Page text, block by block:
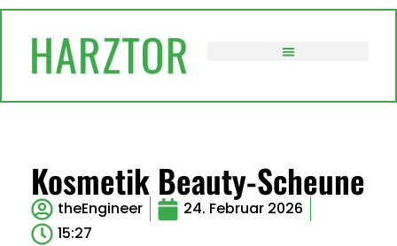
Kosmetik Beauty-Scheune
theEngineer
24. Februar 2026
15:27